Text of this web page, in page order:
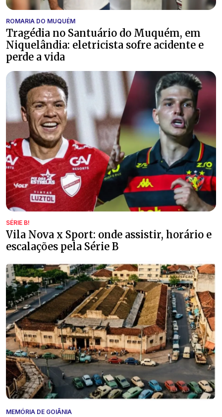
ROMARIA DO MUQUÉM
Tragédia no Santuário do Muquém, em
Niquelândia: eletricista sofre acidente e
perde a vida
SÉRIE B!
Vila Nova x Sport: onde assistir, horário e
escalações pela Série B
MEMÓRIA DE GOIÂNIA